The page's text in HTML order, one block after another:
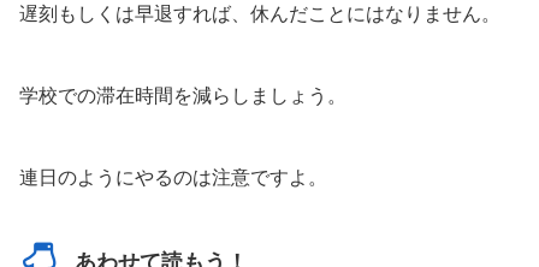
遅刻もしくは早退すれば、休んだことにはなりません。
学校での滞在時間を減らしましょう。
連日のようにやるのは注意ですよ。
あわせて読もう！